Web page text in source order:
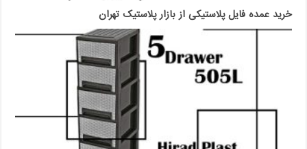
خرید عمده فایل پلاستیکی از بازار پلاستیک تهران